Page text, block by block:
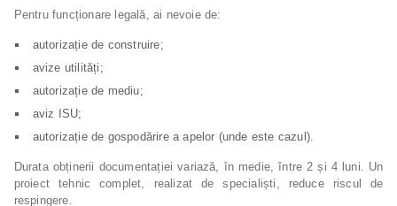
Pentru funcționare legală, ai nevoie de:
autorizație de construire;
avize utilități;
autorizație de mediu;
aviz ISU;
autorizație de gospodărire a apelor (unde este cazul).
Durata obținerii documentației variază, în medie, între 2 și 4 luni. Un
proiect tehnic complet, realizat de specialiști, reduce riscul de
respingere.